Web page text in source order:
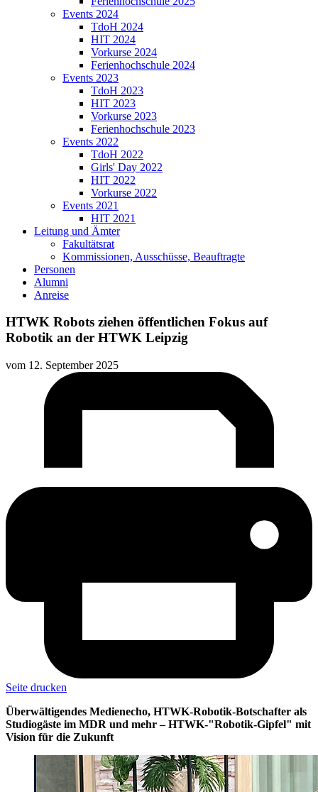
Events 2024
TdoH 2024
HIT 2024
Vorkurse 2024
Ferienhochschule 2024
Events 2023
TdoH 2023
HIT 2023
Vorkurse 2023
Ferienhochschule 2023
Events 2022
TdoH 2022
Girls' Day 2022
HIT 2022
Vorkurse 2022
Events 2021
HIT 2021
Leitung und Ämter
Fakultätsrat
Kommissionen, Ausschüsse, Beauftragte
Personen
Alumni
Anreise
HTWK Robots ziehen öffentlichen Fokus auf
Robotik an der HTWK Leipzig
vom 12. September 2025
Seite drucken
Überwältigendes Medienecho, HTWK-Robotik-Botschafter als
Studiogäste im MDR und mehr – HTWK-"Robotik-Gipfel" mit
Vision für die Zukunft